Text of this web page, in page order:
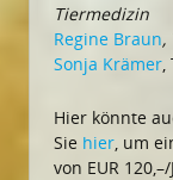
Tiermedizin
Regine Braun,
Sonja Krämer,
Hier könnte
Sie hier, um
von EUR